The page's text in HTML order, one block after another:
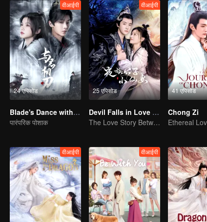
24 एपिसोड
वीआईपी
Blade's Dance with You
पारंपरिक पोशाक
25 एपिसोड
वीआईपी
Devil Falls in Love with Fairy
The Love Story Between a Lively Fairy and a Cold-faced Devil
41 एपिसोड
Chong Zi
वीआईपी वीआईपी